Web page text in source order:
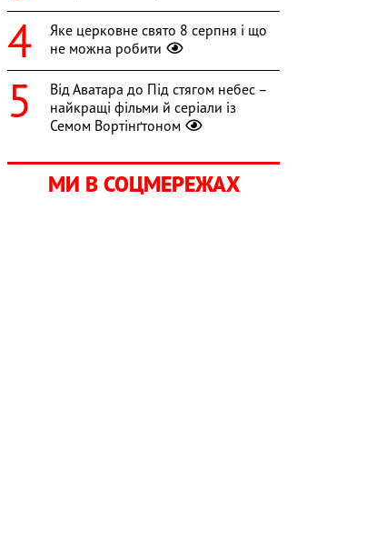
Яке церковне свято 8 серпня і що
не можна робити
Від Аватара до Під стягом небес –
найкращі фільми й серіали із
Семом Вортінґтоном
МИ В СОЦМЕРЕЖАХ